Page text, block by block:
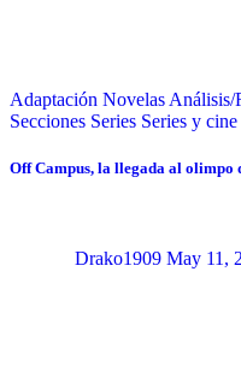
Adaptación Novelas Análisis/
Secciones Series Series y cine
Off Campus, la llegada al olimpo
Drako1909 May 11,